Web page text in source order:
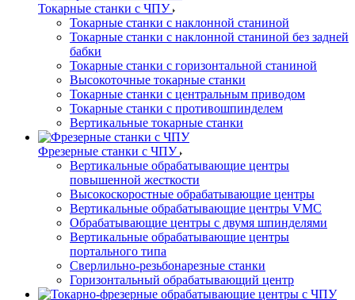
Токарные станки с ЧПУ
Токарные станки с наклонной станиной
Токарные станки с наклонной станиной без задней
бабки
Токарные станки с горизонтальной станиной
Высокоточные токарные станки
Токарные станки с центральным приводом
Токарные станки с противошпинделем
Вертикальные токарные станки
Фрезерные станки с ЧПУ
Вертикальные обрабатывающие центры
повышенной жесткости
Высокоскоростные обрабатывающие центры
Вертикальные обрабатывающие центры VMC
Обрабатывающие центры с двумя шпинделями
Вертикальные обрабатывающие центры
портального типа
Сверлильно-резьбонарезные станки
Горизонтальный обрабатывающий центр